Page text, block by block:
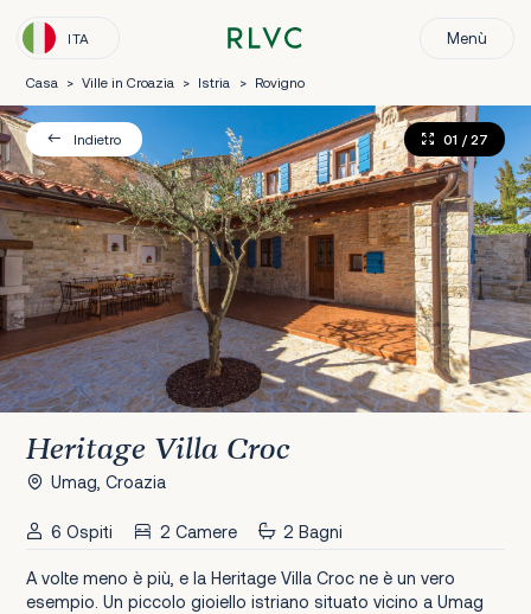
ITA Menù
Casa > Ville in Croazia > Istria > Rovigno
Indietro 01 / 27
Heritage Villa Croc
Umag, Croazia
6 Ospiti 2 Camere 2 Bagni
A volte meno è più, e la Heritage Villa Croc ne è un vero
esempio. Un piccolo gioiello istriano situato vicino a Umag